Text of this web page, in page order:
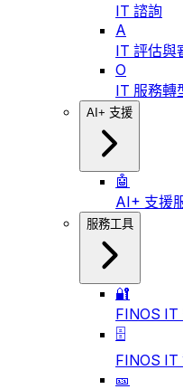
IT 諮詢
A
IT 評估與
O
IT 服務轉
AI+ 支援
🤖
AI+ 支援
服務工具
🔐
FINOS IT
🗄️
FINOS IT
🎫